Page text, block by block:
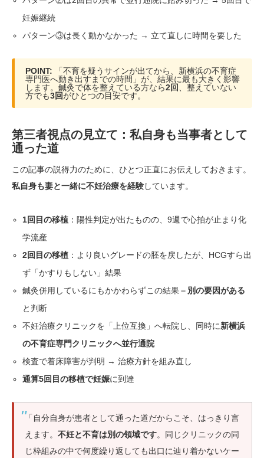
妊娠継続
パターン③は長く動かなかった → 立て直しに時間を要した
POINT: 「不育を疑うサインが出てから、新横浜の不育症
専門医へ動き出すまでの時間」が、結果に最も大きく影響
します。鍼灸で体を整えている方なら2回
、整えていない
方でも3回がひとつの目安です。
第三者視点の見立て：私自身も当事者として
通った道
この記事の説得力のために、ひとつ正直にお伝えしておきます。
私自身も妻と一緒に不妊治療を経験しています。
1回目の移植 ：陽性判定が出たものの、9週で心拍が止まり化
学流産
2回目の移植 ：より良いグレードの胚を戻したが、HCGすら出
ず「かすりもしない」結果
鍼灸併用しているにもかかわらずこの結果＝ 別の要因がある
と判断
不妊治療クリニックを「上位互換」へ転院し、同時に新横浜
の不育症専門クリニックへ並行通院
検査で着床障害が判明 → 治療方針を組み直し
通算5回目の移植で妊娠に到達
「自分自身が患者として通った道だからこそ、はっきり言
えます。 不妊と不育は別の領域です。同じクリニックの同
じ枠組みの中で何度繰り返しても出口に辿り着かないケー